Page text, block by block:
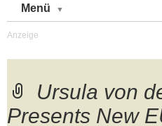
Menü
Ursula von
Presents New